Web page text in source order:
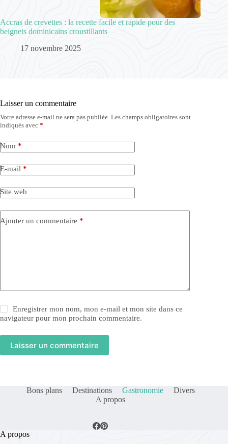
Accras de crevettes : la recette facile et rapide pour des
beignets dominicains croustillants
17 novembre 2025
Laisser un commentaire
Votre adresse e-mail ne sera pas publiée. Les champs obligatoires sont
indiqués avec *
Nom *
E-mail *
Site web
Ajouter un commentaire *
Enregistrer mon nom, mon e-mail et mon site dans ce
navigateur pour mon prochain commentaire.
Laisser un commentaire
Bons plans Destinations Gastronomie
Divers
A propos
A propos